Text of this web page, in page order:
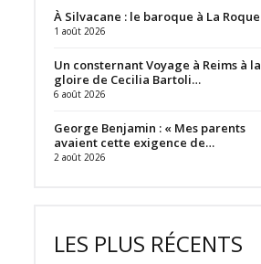
À Silvacane : le baroque à La Roque
1 août 2026
Un consternant Voyage à Reims à la
gloire de Cecilia Bartoli…
6 août 2026
George Benjamin : « Mes parents
avaient cette exigence de…
2 août 2026
LES PLUS RÉCENTS